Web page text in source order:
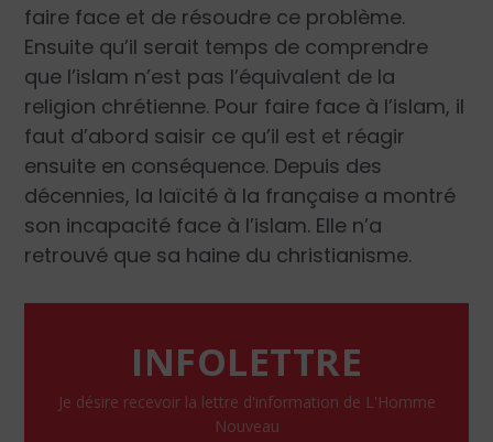
faire face et de résoudre ce problème.
Ensuite qu’il serait temps de comprendre
que l’islam n’est pas l’équivalent de la
religion chrétienne. Pour faire face à l’islam, il
faut d’abord saisir ce qu’il est et réagir
ensuite en conséquence. Depuis des
décennies, la laïcité à la française a montré
son incapacité face à l’islam. Elle n’a
retrouvé que sa haine du christianisme.
INFOLETTRE
Je désire recevoir la lettre d'information de L'Homme
Nouveau